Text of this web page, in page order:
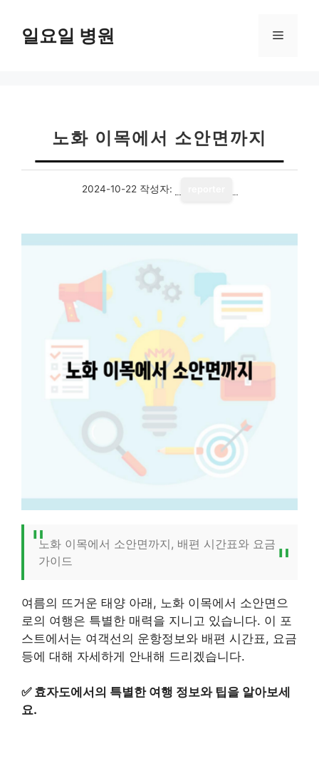
일요일 병원 메
노화 이목에서 소안면까지
2024-10-22 작성자:
노화 이목에서 소안면까지, 배편 시간표와 요금
가이드
여름의 뜨거운 태양 아래, 노화 이목에서 소안면으
로의 여행은 특별한 매력을 지니고 있습니다. 이 포
스트에서는 여객선의 운항정보와 배편 시간표, 요금
등에 대해 자세하게 안내해 드리겠습니다.
✅ 효자도에서의 특별한 여행 정보와 팁을 알아보세
요.